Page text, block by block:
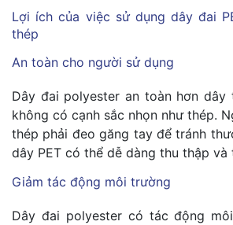
Lợi ích của việc sử dụng dây đai
thép
An toàn cho người sử dụng
Dây đai polyester an toàn hơn dây
không có cạnh sắc nhọn như thép.
thép phải đeo găng tay để tránh
dây PET có thể dễ dàng thu thập và
Giảm tác động môi trường
Dây đai polyester có tác động